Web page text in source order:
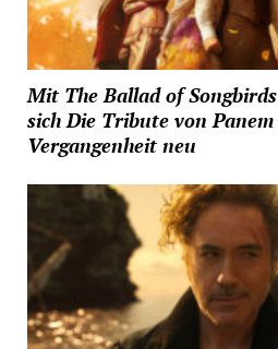
Mit The Ballad of
sich Die Tribute von
Vergangenheit neu